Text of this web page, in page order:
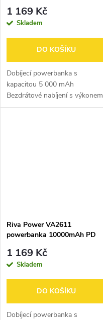
20W + iWatch, černá
1 169 Kč
Skladem
DO KOŠÍKU
Dobíjecí powerbanka s
kapacitou 5 000 mAh
Bezdrátové nabíjení s výkonem
až 15 W Maximální výstupní
Riva Power VA2611
powerbanka 10000mAh PD
1 169 Kč
Skladem
DO KOŠÍKU
Dobíjecí powerbanka s